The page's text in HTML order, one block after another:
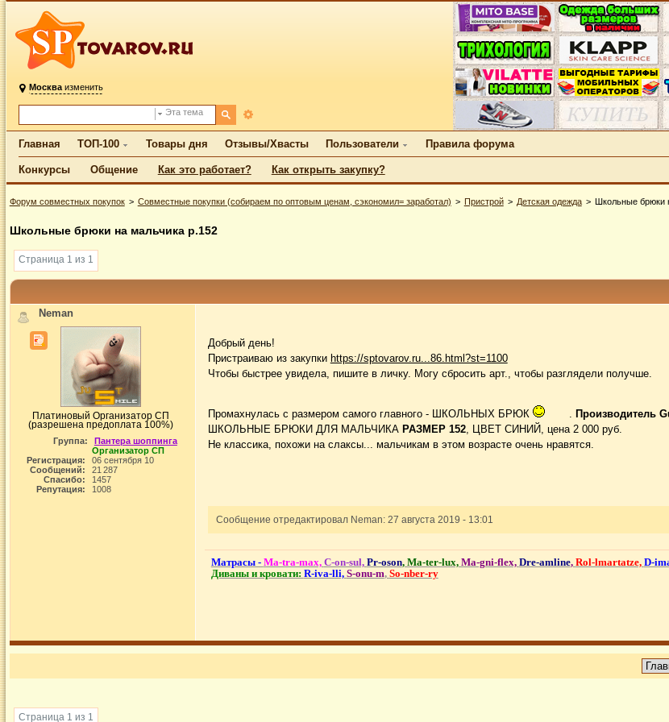
Москваизменить
Эта тема
Главная ТОП-100 Товары дня Отзывы/Хвасты Пользователи Правила форума
Конкурсы Общение Как это работает? Как открыть закупку?
Форум совместных покупок Совместные покупки (собираем по оптовым ценам, сэкономил= заработал) Пристрой Детская одежда Школьные брюки
Школьные брюки на мальчика р.152
Страница 1 из 1
Neman
Платиновый Организатор СП
(разрешена предоплата 100%)
Группа:
Пантера шоппинга
Организатор СП
Регистрация:
06 сентября 10
Сообщений:
21 287
Спасибо:
1457
Репутация:
1008
Добрый день!
Пристраиваю из закупки https://sptovarov.ru...86.html?st=1100
Чтобы быстрее увидела, пишите в личку. Могу сбросить арт., чтобы разглядели получше.
Промахнулась с размером самого главного - ШКОЛЬНЫХ БРЮК . Производитель
ШКОЛЬНЫЕ БРЮКИ ДЛЯ МАЛЬЧИКА РАЗМЕР 152, ЦВЕТ СИНИЙ, цена 2 000 руб.
Не классика, похожи на слаксы... мальчикам в этом возрасте очень нравятся.
Сообщение отредактировал Neman: 27 августа 2019 - 13:01
Матрасы - Ma-tra-max, C-on-sul, Pr-oson, Ma-ter-lux,Ma-gni-flex, Dre-amline, Rol-lmartatze, D-
Диваны и кровати: R-iva-lli, S-onu-m, So-nber-ry
Страница 1 из 1